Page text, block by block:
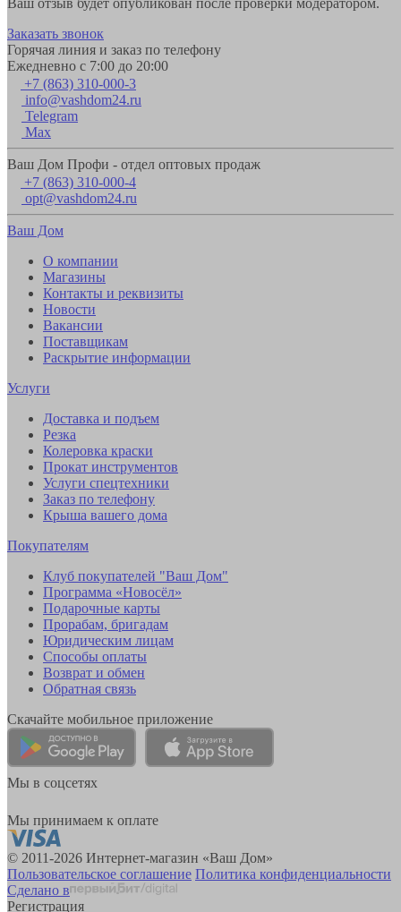
Заказать звонок
Горячая линия и заказ по телефону
Ежедневно с 7:00 до 20:00
+7 (863) 310-000-3
info@vashdom24.ru
Telegram
Max
Ваш Дом Профи - отдел оптовых продаж
+7 (863) 310-000-4
opt@vashdom24.ru
Ваш Дом
О компании
Магазины
Контакты и реквизиты
Новости
Вакансии
Поставщикам
Раскрытие информации
Услуги
Доставка и подъем
Резка
Колеровка краски
Прокат инструментов
Услуги спецтехники
Заказ по телефону
Крыша вашего дома
Покупателям
Клуб покупателей "Ваш Дом"
Программа «Новосёл»
Подарочные карты
Прорабам, бригадам
Юридическим лицам
Способы оплаты
Возврат и обмен
Обратная связь
Скачайте мобильное приложение
Мы в соцсетях
Мы принимаем к оплате
© 2011-2026 Интернет-магазин «Ваш Дом»
Пользовательское соглашение Политика конфиденциальности
Сделано в
Регистрация